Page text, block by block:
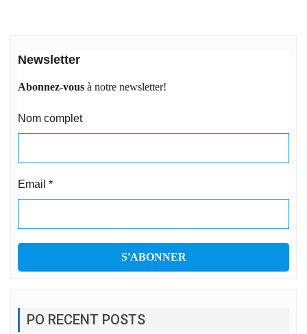
Newsletter
Abonnez-vous à notre newsletter!
Nom complet
Email *
PO RECENT POSTS